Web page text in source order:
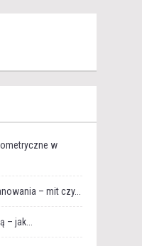
w
– mit czy...
– jak...